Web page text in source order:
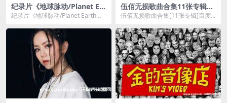
纪录片《地球脉动/Planet Ear
th》全1-3季4K/1080P超高清
[MP4/159.67GB]百度云网盘
纪录片《地球脉动/Planet Earth》
伍佰无损歌曲合集11张专辑32
G百度网盘资源下载FLAC/MP
伍佰无损歌曲合集[11张专辑]百度
张专辑，音乐格...